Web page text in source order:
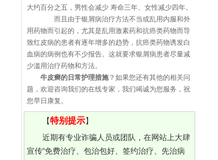
大约百分之五，男性会减少 寿命三年、女性减少四年。
而且由于银屑病治疗方法不当或乱用内服和外
用药物而引起的，尤其是乱用激素药和抗癌类药物而导
致红皮病的患者有逐年增多的趋势，抗癌类药物诱发白
血病的病例也有不少报告。这就要求银屑病患者尽量减
少滥用治疗药物和方法。
牛皮癣的日常护理措施？如果您还有其他的相关问
题，欢迎咨询我们的在线专家，我们竭诚为您服务，祝
您早日康复。
【特别提示】
近期有专业诈骗人员或团队，在网站上大肆
宣传“免费治疗、包治包好、签约治疗、先治病